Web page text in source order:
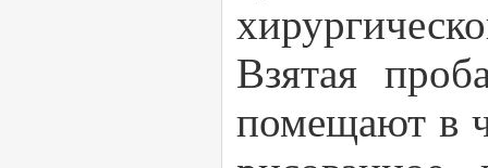
Взятая
помещают в